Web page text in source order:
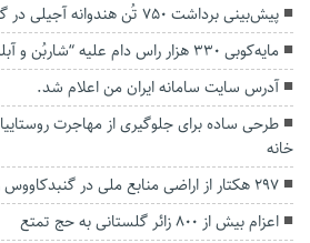
پیش‌بینی برداشت ۷۵۰ تُن هندوانه آجیلی در گنبدکاووس
مایه‌کوبی ۳۳۰ هزار راس دام علیه “شاربُن و آبله” در گنبدکاووس آغاز شد
آدرس سایت سامانه ایران من اعلام شد.
طرحی ساده برای جلوگیری از مهاجرت
خانه
۲۹۷ هکتار از اراضی منابع ملی در گنبدکاووس رفع تصرف شد
اعزام بیش از ۸۰۰ زائر گلستانی به حج تمتع